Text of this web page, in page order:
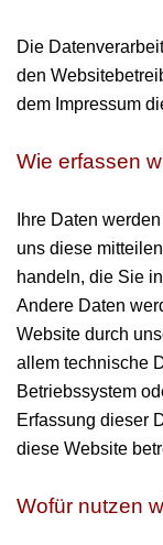
Die
den
dem Impressum
Wie erfassen
Ihre Daten
uns diese
handeln, die Sie
Andere Daten
Website durch
allem technische
Betriebssystem
Erfassung dieser
diese Website
Wofür nutzen